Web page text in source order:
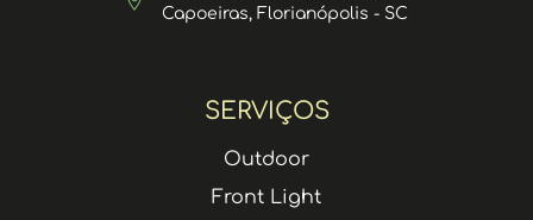
SERVIÇOS
Outdoor
Front Light
Capoeiras, Florianópolis - SC